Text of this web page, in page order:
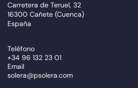
Carretera de Teruel, 32
16300 Cañete (Cuenca)
España
Teléfono
+34 96 132 23 01
Email
solera@psolera.com